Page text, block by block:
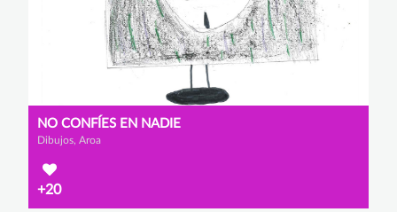
NO CONFÍES EN NADIE
Dibujos, Aroa
+20